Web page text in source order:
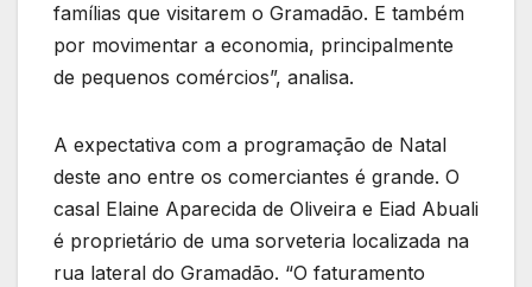
famílias que visitarem o Gramadão. E também
por movimentar a economia, principalmente
de pequenos comércios”, analisa.
A expectativa com a programação de Natal
deste ano entre os comerciantes é grande. O
casal Elaine Aparecida de Oliveira e Eiad Abuali
é proprietário de uma sorveteria localizada na
rua lateral do Gramadão. “O faturamento